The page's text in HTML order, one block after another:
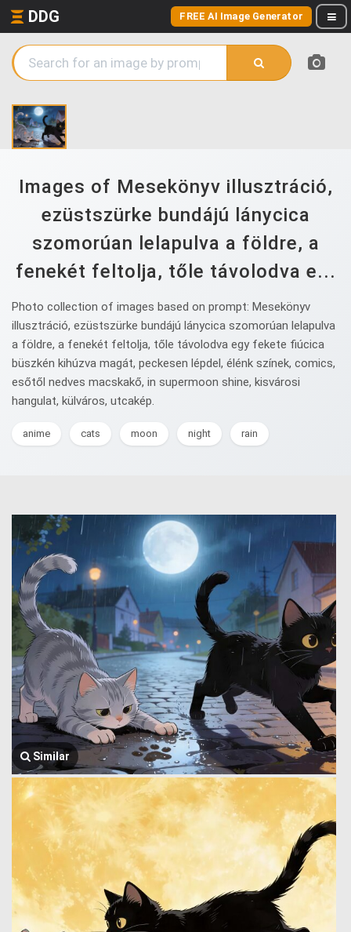
DDG FREE AI Image Generator
Images of Mesekönyv illusztráció,
ezüstszürke bundájú lánycica
szomorúan lelapulva a földre, a
fenekét feltolja, tőle távolodva e...
Photo collection of images based on prompt: Mesekönyv
illusztráció, ezüstszürke bundájú lánycica szomorúan lelapulva
a földre, a fenekét feltolja, tőle távolodva egy fekete fiúcica
büszkén kihúzva magát, peckesen lépdel, élénk színek, comics,
esőtől nedves macskakő, in supermoon shine, kisvárosi
hangulat, külváros, utcakép.
anime cats moon night rain
Similar